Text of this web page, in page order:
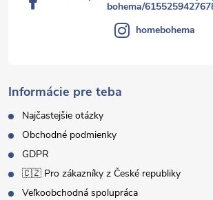
Informácie pre teba
Najčastejšie otázky
Obchodné podmienky
GDPR
🇨🇿 Pro zákazníky z České republiky
Veľkoobchodná spolupráca
bohema/
homebohema